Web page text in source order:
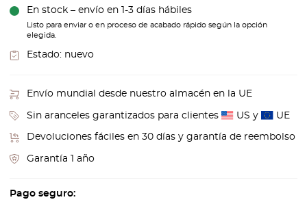
En stock – envío en 1-3 días hábiles
Listo para enviar o en proceso de acabado rápido según la opción
elegida.
Estado: nuevo
Envío mundial desde nuestro almacén en la UE
Sin aranceles garantizados para clientes US y UE
Devoluciones fáciles en 30 días y garantía de reembolso
Garantía 1 año
Pago seguro: